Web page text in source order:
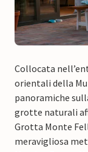
Collocata
orientali della
panoramiche
grotte naturali
Grotta Monte
meravigliosa